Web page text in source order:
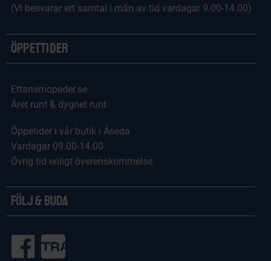
(Vi besvarar ert samtal i mån av tid vardagar 9.00-14.00)
Öppettider
Ettansmopeder.se
Året runt & dygnet runt
Öppetider i vår butik i Åseda
Vardagar 09.00-14.00
Övrig tid enligt överenskommelse.
Följ & Buda